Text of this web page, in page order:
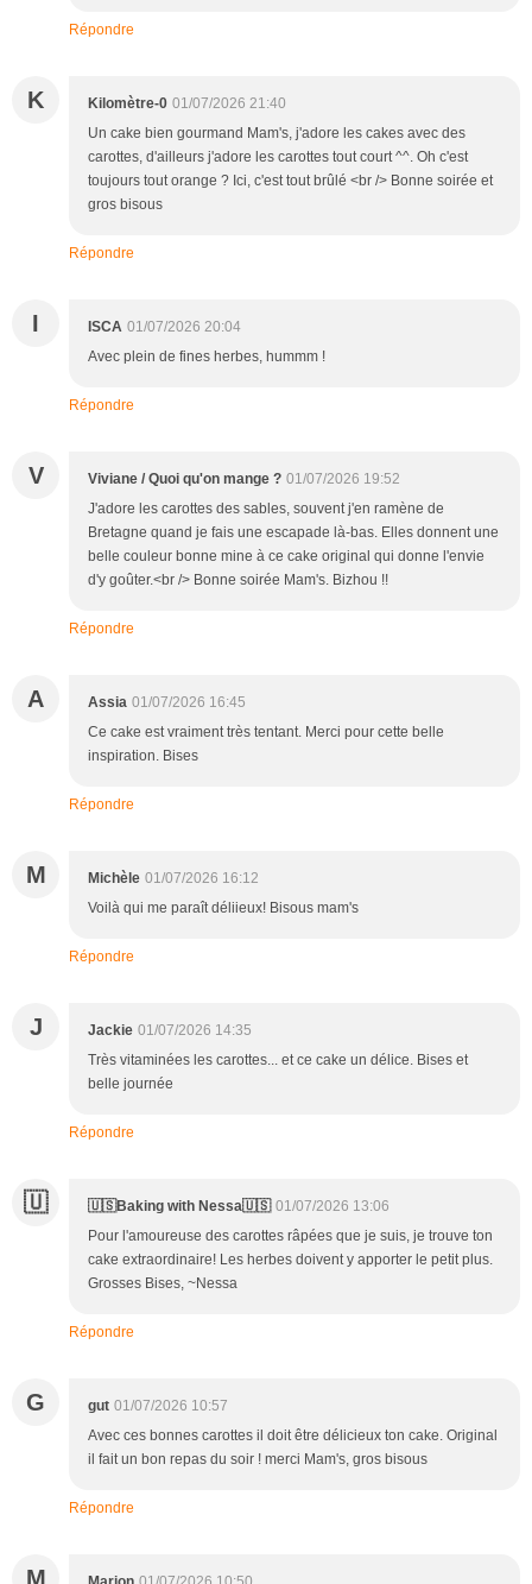
Répondre
K Kilomètre-0 01/07/2026 21:40
Un cake bien gourmand Mam's, j'adore les cakes avec des
carottes, d'ailleurs j'adore les carottes tout court ^^. Oh c'est
toujours tout orange ? Ici, c'est tout brûlé <br /> Bonne soirée et
gros bisous
Répondre
I ISCA 01/07/2026 20:04
Avec plein de fines herbes, hummm !
Répondre
V Viviane / Quoi qu'on mange ? 01/07/2026 19:52
J'adore les carottes des sables, souvent j'en ramène de
Bretagne quand je fais une escapade là-bas. Elles donnent une
belle couleur bonne mine à ce cake original qui donne l'envie
d'y goûter.<br /> Bonne soirée Mam's. Bizhou !!
Répondre
A Assia 01/07/2026 16:45
Ce cake est vraiment très tentant. Merci pour cette belle
inspiration. Bises
Répondre
M Michèle 01/07/2026 16:12
Voilà qui me paraît déliieux! Bisous mam's
Répondre
J Jackie 01/07/2026 14:35
Très vitaminées les carottes... et ce cake un délice. Bises et
belle journée
Répondre
🇺 🇺🇸Baking with Nessa🇺🇸 01/07/2026 13:06
Pour l'amoureuse des carottes râpées que je suis, je trouve ton
cake extraordinaire! Les herbes doivent y apporter le petit plus.
Grosses Bises, ~Nessa
Répondre
G gut 01/07/2026 10:57
Avec ces bonnes carottes il doit être délicieux ton cake. Original
il fait un bon repas du soir ! merci Mam's, gros bisous
Répondre
M